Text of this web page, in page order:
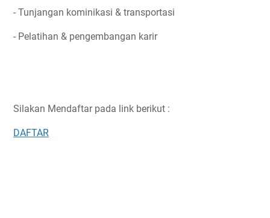
- Tunjangan kominikasi & transportasi
- Pelatihan & pengembangan karir
Silakan Mendaftar pada link berikut :
DAFTAR